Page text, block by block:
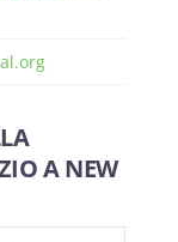
A NEW